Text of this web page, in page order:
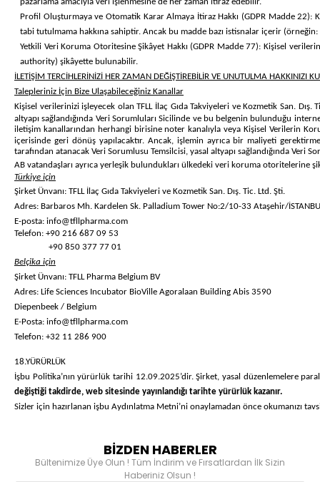
Profil Oluşturmaya ve Otomatik Karar Almaya İtiraz Hakkı (GDPR Madde
tabi tutulmama hakkına sahiptir. Ancak bu madde bazı istisnalar içerir (örneğin:
Yetkili Veri Koruma Otoritesine Şikâyet Hakkı (GDPR Madde 77): Kişisel
authority) şikâyette bulunabilir.
İLETİŞİM TERCİHLERİNİZİ HER ZAMAN DEĞİŞTİREBİLİR VE UNUTULMA HAKKINIZI
Talepleriniz İçin Bize Ulaşabileceğiniz Kanallar
Kişisel verilerinizi işleyecek olanTFLL İlaç Gıda Takviyeleri ve Kozmetik San. Dış.
altyapı sağlandığında Veri Sorumluları Sicilinde ve bu belgenin bulunduğu
iletişim kanallarından herhangi birisinenoter kanalıyla veya Kişisel Verilerin
içerisinde geri dönüş yapılacaktır. Ancak, işlemin ayrıca bir maliyeti
tarafından atanacak Veri Sorumlusu Temsilcisi, yasal altyapı sağlandığında
AB vatandaşları ayrıca yerleşik bulundukları ülkedeki veri koruma otoritelerine
Türkiye için
Şirket Ünvanı: TFLL İlaç Gıda Takviyeleri ve Kozmetik San. Dış. Tic. Ltd. Şti.
Adres: Barbaros Mh. Kardelen Sk. Palladium Tower No:2/10-33 Ataşehir/
E-posta: info@tfllpharma.com
Telefon: +90 216 687 09 53
+90 850 377 77 01
Belçika için
Şirket Ünvanı: TFLL Pharma Belgium BV
Adres: Life Sciences Incubator BioVille Agoralaan Building Abis 3590
Diepenbeek / Belgium
E-Posta: info@tfllpharma.com
Telefon: +32 11 286 900
18.YÜRÜRLÜK
İşbu Politika’nın yürürlük tarihi 12.09.2025’dir. Şirket, yasal düzenlemelere
değiştiği takdirde, web sitesinde yayınlandığı tarihte yürürlük kazanır.
Sizler için hazırlanan işbu Aydınlatma Metni’ni onaylamadan önce okumanızı
BİZDEN HABERLER
Bültenimize Üye Olun ! Tüm İndirim ve Fırsatlardan İlk Sizin
Haberiniz Olsun !